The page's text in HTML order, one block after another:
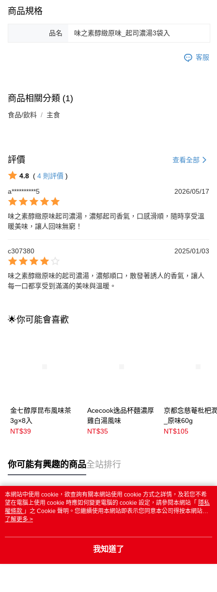
商品規格
品名 味之素醇緻原味_起司濃湯3袋入
客服
商品相關分類 (1)
食品/飲料 主食
評價 查看全部
4.8 ( 4 則評價 )
a**********5
2026/05/17
味之素醇緻原味起司濃湯，濃郁起司香氣，口感滑順，隨時享受溫
暖美味，讓人回味無窮！
c307380 2025/01/03
味之素醇緻原味的起司濃湯，濃郁順口，散發著誘人的香氣，讓人
每一口都享受到滿滿的美味與溫暖。
🌟你可能會喜歡
金七醇厚昆布風味茶
3g×8入
NT$39
Acecook逸品杯麵濃厚
雞白湯風味
NT$35
京都念慈菴枇杷
_原味60g
NT$105
你可能有興趣的商品全站排行
熱門標籤
本網站中使用 cookie，欲查詢有關本網站使用 cookie 方式之詳情，及若您不希
望在電腦上使用 cookie 時應如何變更電腦的 cookie 設定，請參閱本網站「 隱私
權條款 」之 Cookie 聲明。您繼續使用本網站即表示您同意本公司得按本網站使
用條款之 Cookie 聲明使用 cookie。
了解更多 >
我知道了